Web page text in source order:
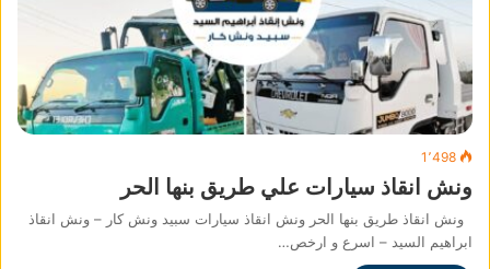
1٬498
ونش انقاذ سيارات علي طريق بنها الحر
ونش انقاذ طريق بنها الحر ونش انقاذ سيارات سبيد ونش كار – ونش انقاذ
ابراهيم السيد – اسرع و ارخص…